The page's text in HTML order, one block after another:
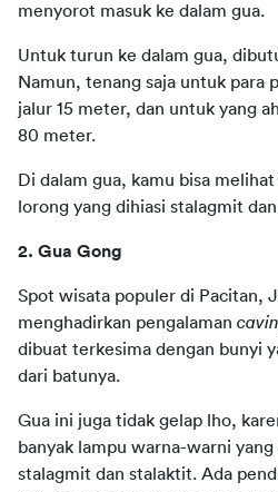
menyorot masuk ke dalam gua.
Untuk turun ke dalam gua,
Namun, tenang saja untuk para
jalur 15 meter, dan untuk yang
80 meter.
Di dalam gua, kamu bisa
lorong yang dihiasi stalagmit
2. Gua Gong
Spot wisata populer di Pacitan,
menghadirkan pengalaman
dibuat terkesima dengan bunyi
dari batunya.
Gua ini juga tidak gelap lho,
banyak lampu warna-warni
stalagmit dan stalaktit. Ada